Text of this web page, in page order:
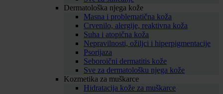
Dermatološka njega kože
Masna i problematična koža
Crvenilo, alergije, reaktivna koža
Suha i atopična koža
Nepravilnosti, ožiljci i hiperpigmentacije
Psorijaza
Seboroični dermatitis kože
Sve za dermatološku njega kože
Kozmetika za muškarce
Hidratacija kože za muškarce